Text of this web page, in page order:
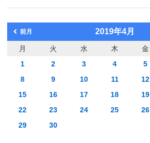
前月 2019年4月
月 火 水 木 金
1
2 3 4 5
8
9 10 11 12
15
16 17 18 19
22
23 24 25 26
29
30